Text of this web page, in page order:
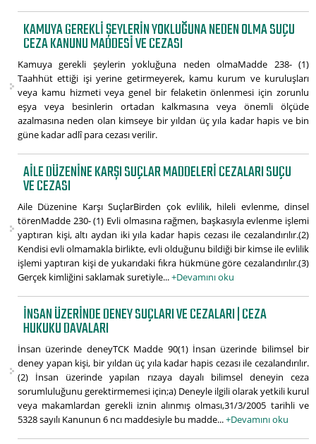
KAMUYA GEREKLI ŞEYLERIN YOKLUĞUNA NEDEN OLMA SUÇU
CEZA KANUNU MADDESI VE CEZASI
Kamuya gerekli şeylerin yokluğuna neden olmaMadde 238- (1)
Taahhüt ettiği işi yerine getirmeyerek, kamu kurum ve kuruluşları
veya kamu hizmeti veya genel bir felaketin önlenmesi için zorunlu
eşya veya besinlerin ortadan kalkmasına veya önemli ölçüde
azalmasına neden olan kimseye bir yıldan üç yıla kadar hapis ve bin
güne kadar adlî para cezası verilir.
AILE DÜZENINE KARŞI SUÇLAR MADDELERI CEZALARI SUÇU
VE CEZASI
Aile Düzenine Karşı SuçlarBirden çok evlilik, hileli evlenme, dinsel
törenMadde 230- (1) Evli olmasına rağmen, başkasıyla evlenme işlemi
yaptıran kişi, altı aydan iki yıla kadar hapis cezası ile cezalandırılır.(2)
Kendisi evli olmamakla birlikte, evli olduğunu bildiği bir kimse ile evlilik
işlemi yaptıran kişi de yukarıdaki fıkra hükmüne göre cezalandırılır.(3)
Gerçek kimliğini saklamak suretiyle...+Devamını oku
İNSAN ÜZERINDE DENEY SUÇLARI VE CEZALARI | CEZA
HUKUKU DAVALARI
İnsan üzerinde deneyTCK Madde 90(1) İnsan üzerinde bilimsel bir
deney yapan kişi, bir yıldan üç yıla kadar hapis cezası ile cezalandırılır.
(2) İnsan üzerinde yapılan rızaya dayalı bilimsel deneyin ceza
sorumluluğunu gerektirmemesi için;a) Deneyle ilgili olarak yetkili kurul
veya makamlardan gerekli iznin alınmış olması,31/3/2005 tarihli ve
5328 sayılı Kanunun 6 ncı maddesiyle bu madde...+Devamını oku